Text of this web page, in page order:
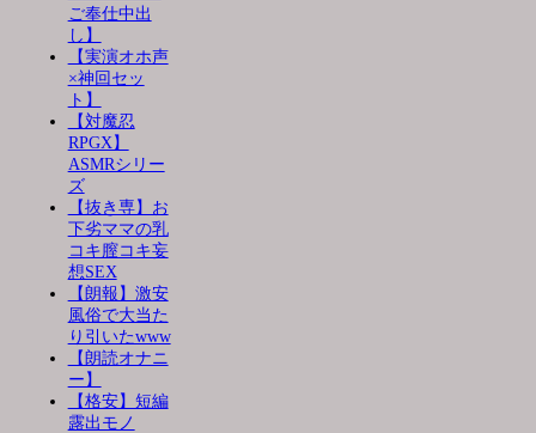
ご奉仕中出
し】
【実演オホ声
×神回セッ
ト】
【対魔忍
RPGX】
ASMRシリー
ズ
【抜き専】お
下劣ママの乳
コキ膣コキ妄
想SEX
【朗報】激安
風俗で大当た
り引いたwww
【朗読オナニ
ー】
【格安】短編
露出モノ